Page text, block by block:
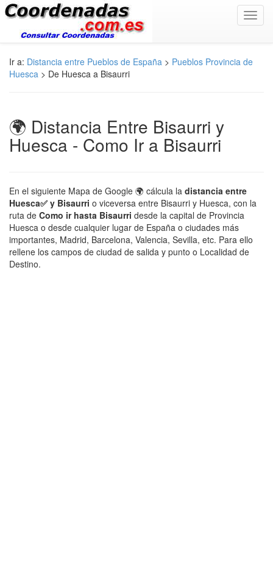
Ir a: Distancia entre Pueblos de España > Pueblos Provincia de
Huesca > De Huesca a Bisaurri
🌍 Distancia Entre Bisaurri y
Huesca - Como Ir a Bisaurri
En el siguiente Mapa de Google 🌍 cálcula la distancia entre
Huesca✅ y Bisaurri o viceversa entre Bisaurri y Huesca, con la
ruta de Como ir hasta Bisaurri desde la capital de Provincia
Huesca o desde cualquier lugar de España o ciudades más
importantes, Madrid, Barcelona, Valencia, Sevilla, etc. Para ello
rellene los campos de ciudad de salida y punto o Localidad de
Destino.